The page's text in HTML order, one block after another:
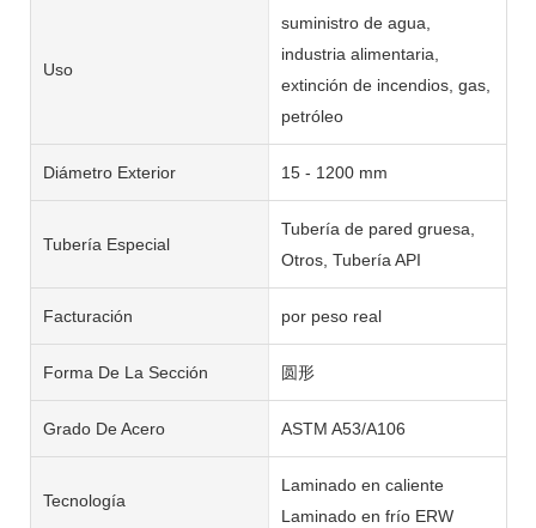
Uso
suministro de agua,
industria alimentaria,
extinción de incendios, gas,
petróleo
Diámetro Exterior 15 - 1200 mm
Tubería Especial
Tubería de pared gruesa,
Otros, Tubería API
Facturación por peso real
Forma De La Sección 圆形
Grado De Acero ASTM A53/A106
Tecnología
Laminado en caliente
Laminado en frío ERW